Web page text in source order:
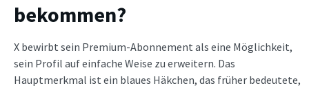
bekommen?
X bewirbt sein Premium-Abonnement als eine Möglichkeit,
sein Profil auf einfache Weise zu erweitern. Das
Hauptmerkmal ist ein blaues Häkchen, das früher bedeutete,